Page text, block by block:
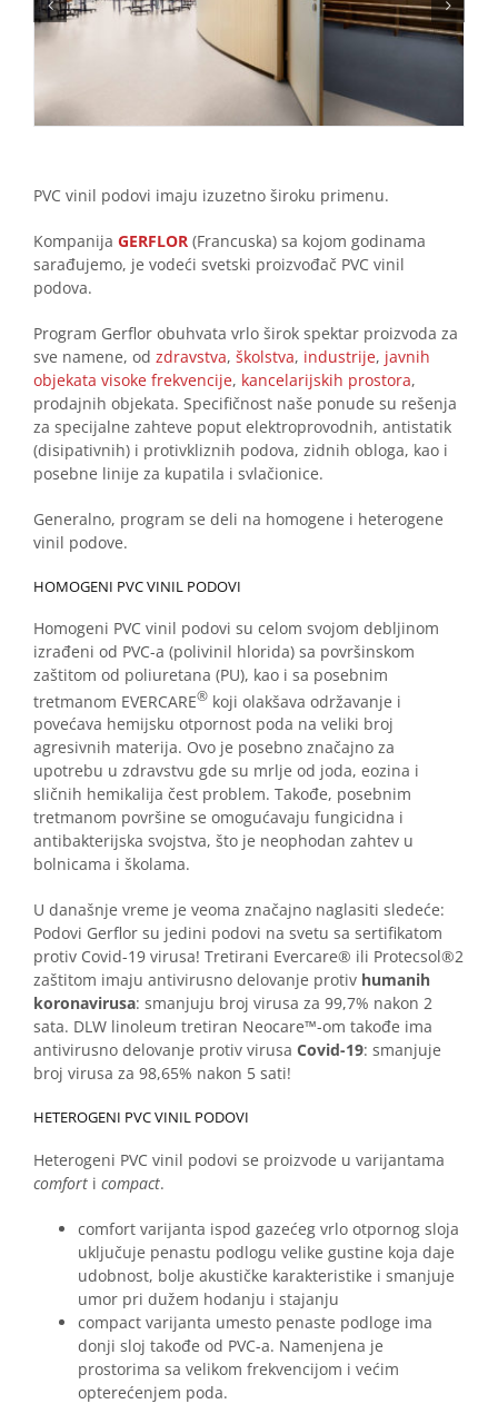
PVC vinil podovi imaju izuzetno široku primenu.
Kompanija GERFLOR (Francuska) sa kojom godinama
sarađujemo, je vodeći svetski proizvođač PVC vinil
podova.
Program Gerflor obuhvata vrlo širok spektar proizvoda za
sve namene, od zdravstva, školstva, industrije, javnih
objekata visoke frekvencije, kancelarijskih prostora,
prodajnih objekata. Specifičnost naše ponude su rešenja
za specijalne zahteve poput elektroprovodnih, antistatik
(disipativnih) i protivkliznih podova, zidnih obloga, kao i
posebne linije za kupatila i svlačionice.
Generalno, program se deli na homogene i heterogene
vinil podove.
HOMOGENI PVC VINIL PODOVI
Homogeni PVC vinil podovi su celom svojom debljinom
izrađeni od PVC-a (polivinil hlorida) sa površinskom
zaštitom od poliuretana (PU), kao i sa posebnim
tretmanom EVERCARE® koji olakšava održavanje i
povećava hemijsku otpornost poda na veliki broj
agresivnih materija. Ovo je posebno značajno za
upotrebu u zdravstvu gde su mrlje od joda, eozina i
sličnih hemikalija čest problem. Takođe, posebnim
tretmanom površine se omogućavaju fungicidna i
antibakterijska svojstva, što je neophodan zahtev u
bolnicama i školama.
U današnje vreme je veoma značajno naglasiti sledeće:
Podovi Gerflor su jedini podovi na svetu sa sertifikatom
protiv Covid-19 virusa! Tretirani Evercare® ili Protecsol®2
zaštitom imaju antivirusno delovanje protiv humanih
koronavirusa: smanjuju broj virusa za 99,7% nakon 2
sata. DLW linoleum tretiran Neocare™-om takođe ima
antivirusno delovanje protiv virusa Covid-19: smanjuje
broj virusa za 98,65% nakon 5 sati!
HETEROGENI PVC VINIL PODOVI
Heterogeni PVC vinil podovi se proizvode u varijantama
comfort i compact.
comfort varijanta ispod gazećeg vrlo otpornog sloja
uključuje penastu podlogu velike gustine koja daje
udobnost, bolje akustičke karakteristike i smanjuje
umor pri dužem hodanju i stajanju
compact varijanta umesto penaste podloge ima
donji sloj takođe od PVC-a. Namenjena je
prostorima sa velikom frekvencijom i većim
opterećenjem poda.